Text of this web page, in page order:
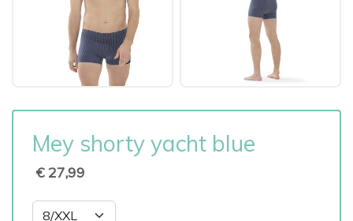
Mey shorty yacht blue
€ 27,99